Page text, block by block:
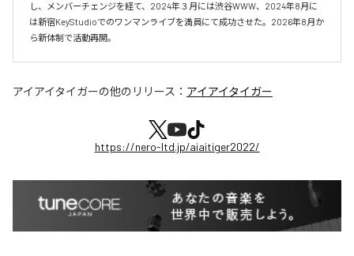
し、メンバーチェンジを経て、2024年３月には渋谷WWW、2024年8月に
は新宿KeyStudioでのワンマンライブを満員にて成功させた。2026年8月か
ら新体制で活動再開。
アイアイタイガーの他のリリース： アイアイタイガー
https://nero-ltd.jp/aiaitiger2022/